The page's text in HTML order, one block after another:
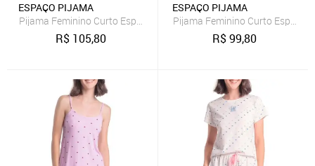
ESPAÇO PIJAMA
Pijama Feminino Curto Espaço Pijama 4010218
R$ 105,80
ESPAÇO PIJAMA
Pijama Feminino Curto Espaço
R$99,80